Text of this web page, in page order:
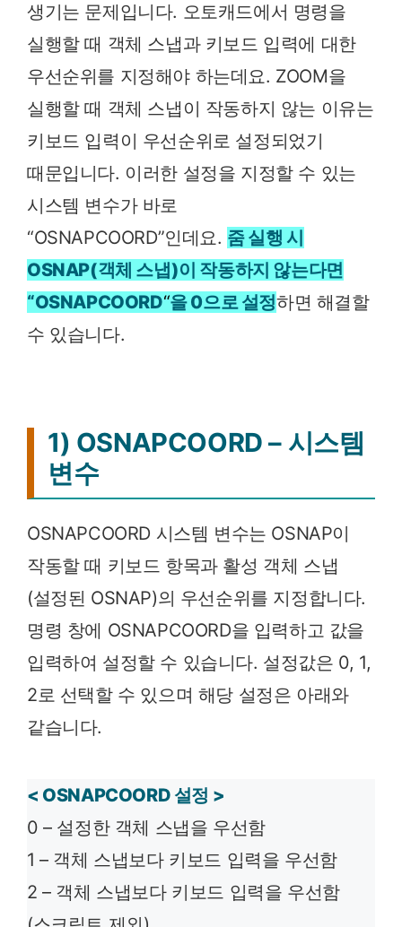
생기는 문제입니다. 오토캐드에서 명령을
실행할 때 객체 스냅과 키보드 입력에 대한
우선순위를 지정해야 하는데요. ZOOM을
실행할 때 객체 스냅이 작동하지 않는 이유는
키보드 입력이 우선순위로 설정되었기
때문입니다. 이러한 설정을 지정할 수 있는
시스템 변수가 바로
“OSNAPCOORD”인데요. 줌 실행 시
OSNAP(객체 스냅)이 작동하지 않는다면
“OSNAPCOORD“을 0으로 설정하면 해결할
수 있습니다.
1) OSNAPCOORD – 시스템
변수
OSNAPCOORD 시스템 변수는 OSNAP이
작동할 때 키보드 항목과 활성 객체 스냅
(설정된 OSNAP)의 우선순위를 지정합니다.
명령 창에 OSNAPCOORD을 입력하고 값을
입력하여 설정할 수 있습니다. 설정값은 0, 1,
2로 선택할 수 있으며 해당 설정은 아래와
같습니다.
< OSNAPCOORD 설정 >
0 – 설정한 객체 스냅을 우선함
1 – 객체 스냅보다 키보드 입력을 우선함
2 – 객체 스냅보다 키보드 입력을 우선함